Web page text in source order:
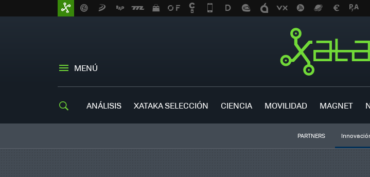
MENÚ
ANÁLISIS XATAKA SELECCIÓN CIENCIA MOVILIDAD MAGNET
PARTNERS